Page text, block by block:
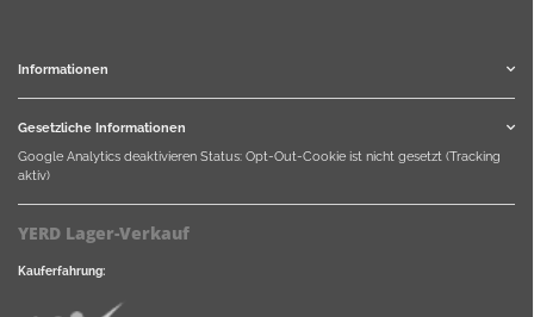
Informationen
Gesetzliche Informationen
Google Analytics deaktivieren Status: Opt-Out-Cookie ist nicht gesetzt (Tracking
aktiv)
YERD Lager-Verkauf
Kauferfahrung: